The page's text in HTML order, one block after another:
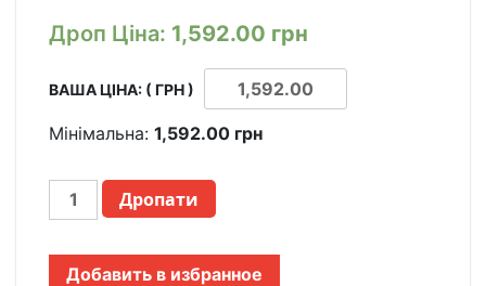
Дроп Ціна: 1,592.00 грн
ВАША ЦІНА: ( ГРН )
Мінімальна: 1,592.00 грн
ДЕТСКИЙ
ИГРОВОЙ
120Х120Х65СМ
Дропати
Добавить в избранное